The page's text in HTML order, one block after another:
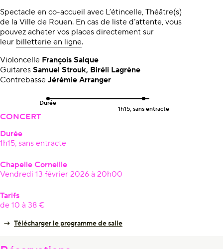
Spectacle en co-accueil avec L’étincelle, Théâtre(s)
de la Ville de Rouen. En cas de liste d’attente, vous
pouvez acheter vos places directement sur
leur billetterie en ligne.
Violoncelle François Salque
Guitares Samuel Strouk, Biréli Lagrène
Contrebasse Jérémie Arranger
Durée
1h15, sans entracte
CONCERT
Durée
1h15, sans entracte
Chapelle Corneille
Vendredi 13 février 2026 à 20h00
Tarifs
de 10 à 38 €
Télécharger le programme de salle